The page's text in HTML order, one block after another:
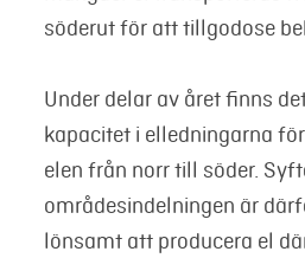
söderut för att tillgodose
Under delar av året finns
kapacitet i elledningarna
elen från norr till söder.
områdesindelningen är
lönsamt att producera el